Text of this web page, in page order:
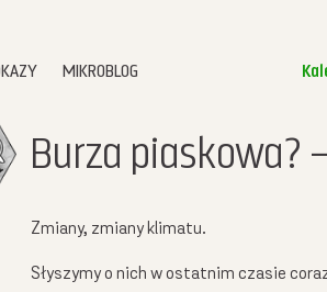
MIKROBLOG
Burza piaskowa?
Zmiany, zmiany klimatu.
Słyszymy o nich w ostatnim czasie